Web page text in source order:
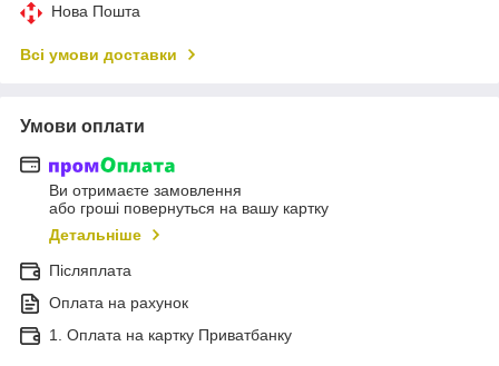
Нова Пошта
Всі умови доставки
Умови оплати
Ви отримаєте замовлення
або гроші повернуться на вашу картку
Детальніше
Післяплата
Оплата на рахунок
1. Оплата на картку Приватбанку